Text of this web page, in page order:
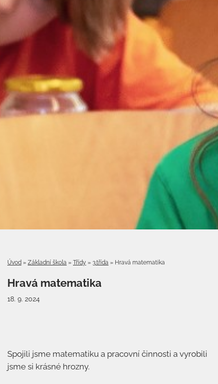
Úvod » Základní škola » Třídy » 3.třída » Hravá matematika
Hravá matematika
18. 9. 2024
Spojili jsme matematiku a pracovní činnosti a vyrobili
jsme si krásné hrozny.